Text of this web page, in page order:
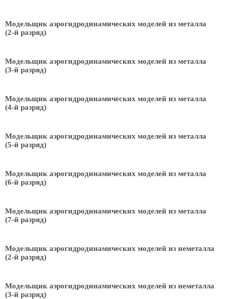
Модельщик аэрогидродинамических моделей из металла
(2-й разряд)
Модельщик аэрогидродинамических моделей из металла
(3-й разряд)
Модельщик аэрогидродинамических моделей из металла
(4-й разряд)
Модельщик аэрогидродинамических моделей из металла
(5-й разряд)
Модельщик аэрогидродинамических моделей из металла
(6-й разряд)
Модельщик аэрогидродинамических моделей из металла
(7-й разряд)
Модельщик аэрогидродинамических моделей из неметалла
(2-й разряд)
Модельщик аэрогидродинамических моделей из неметалла
(3-й разряд)